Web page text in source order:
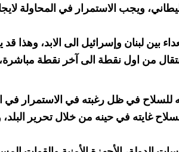
ويجب الاستمرار في المحاولة
بين لبنان وإسرائيل الى الابد، وهذا
تم طرحها عام 2002 وهو ملتزم بها، انما لا يمكن الانتقال من اول نقطة
للسلاح في ظل رغبته في الاستمرار في
الإسرائيلي عام 1982، وكان يجب ان تنتهي الحرب عام 2000 بعد ان أدى السلاح غايته في حينه